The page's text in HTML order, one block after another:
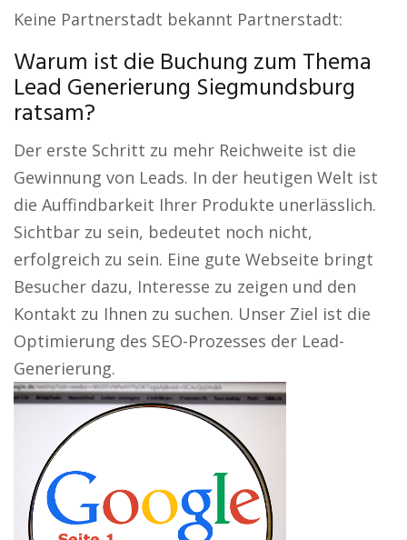
Keine Partnerstadt bekannt Partnerstadt:
Warum ist die Buchung zum Thema
Lead Generierung Siegmundsburg
ratsam?
Der erste Schritt zu mehr Reichweite ist die
Gewinnung von Leads. In der heutigen Welt ist
die Auffindbarkeit Ihrer Produkte unerlässlich.
Sichtbar zu sein, bedeutet noch nicht,
erfolgreich zu sein. Eine gute Webseite bringt
Besucher dazu, Interesse zu zeigen und den
Kontakt zu Ihnen zu suchen. Unser Ziel ist die
Optimierung des SEO-Prozesses der Lead-
Generierung.